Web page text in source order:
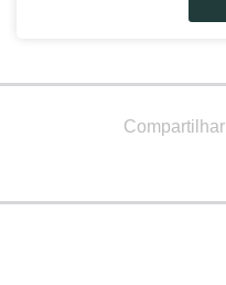
Compartilhar